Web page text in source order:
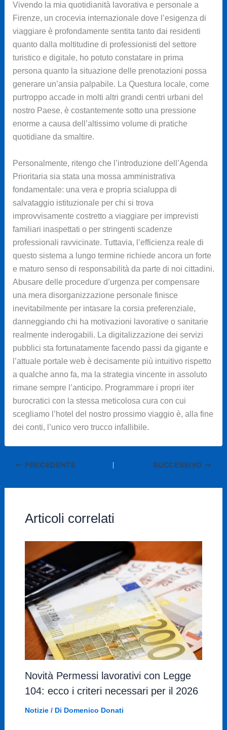
Vivendo la mia quotidianità lavorativa e personale a
Firenze, un crocevia internazionale dove l’esigenza di
viaggiare è profondamente sentita tanto dai residenti
quanto dalla moltitudine di professionisti del settore
turistico e digitale, ho potuto constatare in prima
persona quanto la situazione delle prenotazioni possa
generare un’ansia palpabile. La Questura locale, come
purtroppo accade in molti altri grandi centri urbani del
nostro Paese, è costantemente sotto una pressione
enorme a causa dell’altissimo volume di pratiche
quotidiane da smaltire.
Personalmente, ritengo che l’introduzione dell’Agenda
Prioritaria sia stata una mossa amministrativa
fondamentale: una vera e propria scialuppa di
salvataggio istituzionale per chi si trova
improvvisamente costretto a viaggiare per imprevisti
familiari inaspettati o per stringenti scadenze
professionali ravvicinate. Tuttavia, l’efficienza reale di
questo sistema a lungo termine richiede ancora un forte
e maturo senso di responsabilità da parte di noi cittadini.
Abusare delle procedure d’urgenza per compensare
una mera disorganizzazione personale finisce
inevitabilmente per intasare la corsia preferenziale,
danneggiando chi ha motivazioni lavorative o sanitarie
realmente inderogabili. La digitalizzazione dei servizi
pubblici sta fortunatamente facendo passi da gigante e
l’attuale portale web è decisamente più intuitivo rispetto
a qualche anno fa, ma la strategia vincente in assoluto
rimane sempre l’anticipo. Programmare i propri iter
burocratici con la stessa meticolosa cura con cui
scegliamo l’hotel del nostro prossimo viaggio è, alla fine
dei conti, l’unico vero trucco infallibile.
PRECEDENTE SUCCESSIVO
Articoli correlati
Novità Permessi lavorativi con Legge
104: ecco i criteri necessari per il 2026
Notizie/ Di Domenico Donati